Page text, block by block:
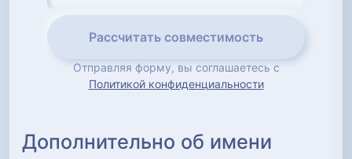
Рассчитать совместимость
Отправляя форму, вы соглашаетесь с
Политикой конфиденциальности
Дополнительно об имени